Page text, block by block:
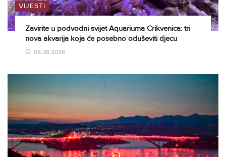
VIJESTI
Zavirite u podvodni svijet Aquariuma Crikvenica: tri
nova akvarija koja će posebno oduševiti djecu
06.08.2026